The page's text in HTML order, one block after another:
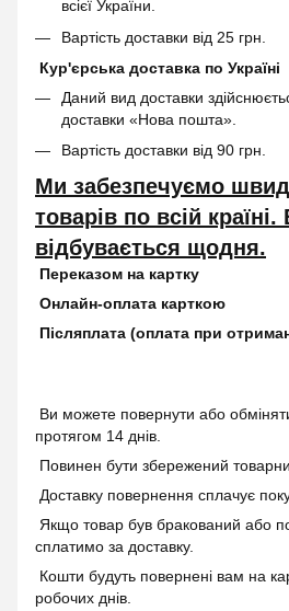
всієї України.
Вартість доставки від 25 грн.
Кур'єрська доставка по Україні
Даний вид доставки
доставки «Нова пошта».
Вартість доставки від 90 грн.
Ми забезпечуємо
товарів по всій
відбувається щодня.
Переказом на картку
Онлайн-оплата карткою
Післяплата (оплата при
Ви можете повернути або
протягом 14 днів.
Повинен бути збережений
Доставку повернення сплачує
Якщо товар був бракований або
сплатимо за доставку.
Кошти будуть повернені вам на
робочих днів.